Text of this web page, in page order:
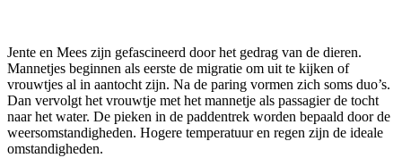
Jente en Mees zijn gefascineerd door het gedrag van de dieren.
Mannetjes beginnen als eerste de migratie om uit te kijken of
vrouwtjes al in aantocht zijn. Na de paring vormen zich soms duo’s.
Dan vervolgt het vrouwtje met het mannetje als passagier de tocht
naar het water. De pieken in de paddentrek worden bepaald door de
weersomstandigheden. Hogere temperatuur en regen zijn de ideale
omstandigheden.